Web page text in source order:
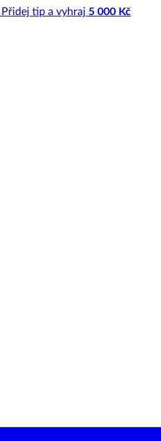
Přidej tip a vyhraj 5 000 Kč